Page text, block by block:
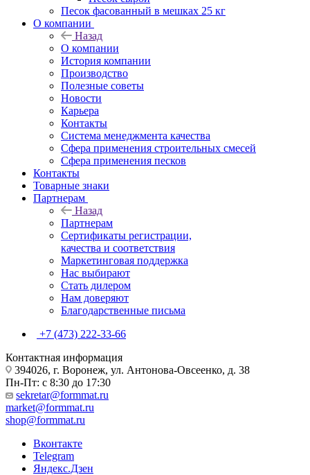
Песок фасованный в мешках 25 кг
О компании
Назад
О компании
История компании
Производство
Полезные советы
Новости
Карьера
Контакты
Система менеджмента качества
Сфера применения строительных смесей
Сфера применения песков
Контакты
Товарные знаки
Партнерам
Назад
Партнерам
Сертификаты регистрации,
качества и соответствия
Маркетинговая поддержка
Нас выбирают
Стать дилером
Нам доверяют
Благодарственные письма
+7 (473) 222-33-66
Контактная информация
394026, г. Воронеж, ул. Антонова-Овсеенко, д. 38
Пн-Пт: с 8:30 до 17:30
sekretar@formmat.ru
market@formmat.ru
shop@formmat.ru
Вконтакте
Telegram
Яндекс.Дзен